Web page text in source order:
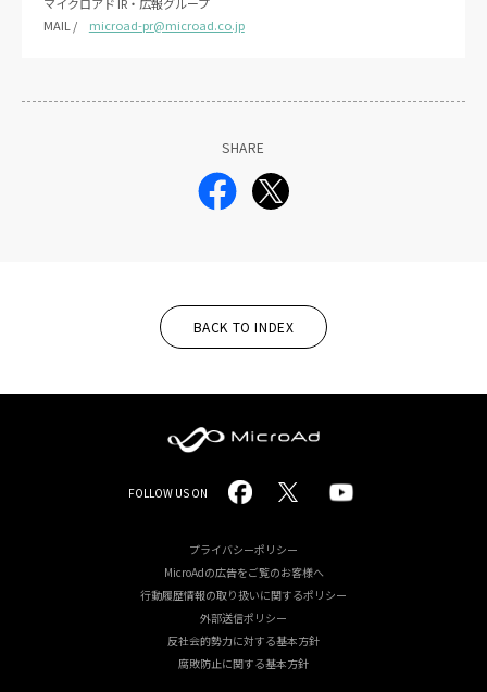
MAIL /
microad-pr@microad.co.jp
SHARE
BACK TO INDEX
MicroAd
-
Redesigning
the
Future
Life
FOLLOW US ON
プライバシーポリシー
MicroAdの広告をご覧のお客様へ
行動履歴情報の取り扱いに関するポリシー
外部送信ポリシー
反社会的勢力に対する基本方針
腐敗防止に関する基本方針